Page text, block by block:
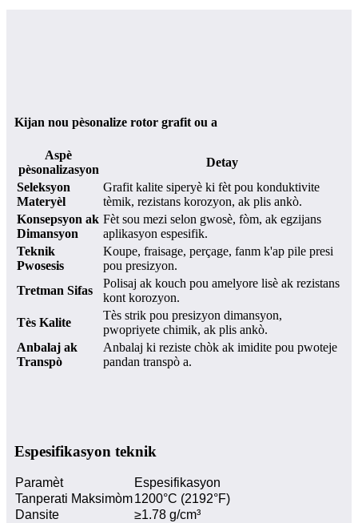
Kijan nou pèsonalize rotor grafit ou a
Aspè
pèsonalizasyon
Detay
Seleksyon
Materyèl
Grafit kalite siperyè ki fèt pou konduktivite
tèmik, rezistans korozyon, ak plis ankò.
Konsepsyon ak
Dimansyon
Fèt sou mezi selon gwosè, fòm, ak egzijans
aplikasyon espesifik.
Teknik
Pwosesis
Koupe, fraisage, perçage, fanm k'ap pile presi
pou presizyon.
Tretman Sifas
Polisaj ak kouch pou amelyore lisè ak rezistans
kont korozyon.
Tès Kalite
Tès strik pou presizyon dimansyon,
pwopriyete chimik, ak plis ankò.
Anbalaj ak
Transpò
Anbalaj ki reziste chòk ak imidite pou pwoteje
pandan transpò a.
Espesifikasyon teknik
Paramèt
Espesifikasyon
Tanperati Maksimòm1200°C (2192°F)
Dansite
≥1.78 g/cm³